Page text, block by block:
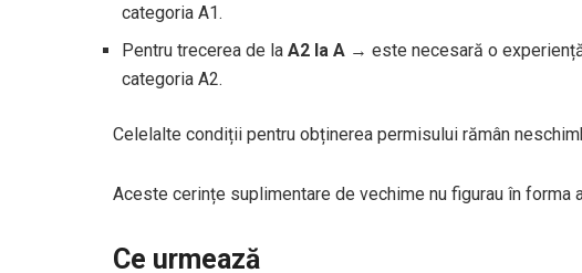
categoria A1.
Pentru trecerea de la A2 la A → este necesară o
categoria A2.
Celelalte condiții pentru obținerea permisului rămân
Aceste cerințe suplimentare de vechime nu figurau în forma
Ce urmează